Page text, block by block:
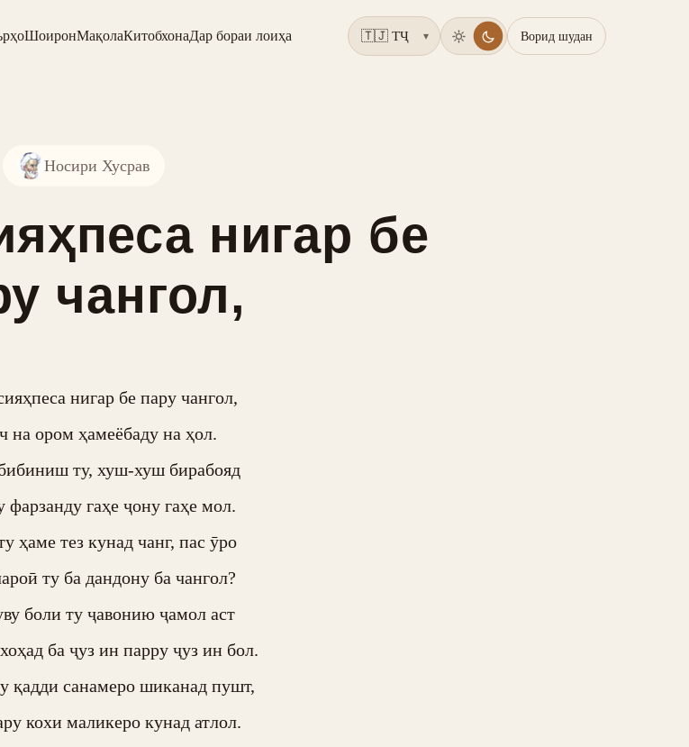
ШоиронМақолаКитобхонаДар бораи лоиҳа ▾ Ворид шудан
Носири Хусрав
нигар бе
чангол,
нигар бе пару чангол,
на ором ҳамеёбаду на ҳол.
ту, хуш-хуш бирабояд
фарзанду гаҳе ҷону гаҳе мол.
ҳаме тез кунад чанг, пас ӯро
ту ба дандону ба чангол?
боли ту ҷавонию ҷамол аст
ба ҷуз ин парру ҷуз ин бол.
қадди санамеро шиканад пушт,
кохи маликеро кунад атлол.